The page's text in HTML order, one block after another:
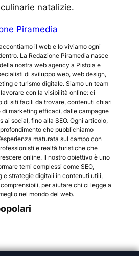
natalizie.
Piramedia
il web e lo viviamo ogni
La Redazione Piramedia nasce
nostra web agency a Pistoia e
di sviluppo web, web design,
e turismo digitale. Siamo un team
con la visibilità online: ci
di siti facili da trovare, contenuti chiari
di marketing efficaci, dalle campagne
ai social, fino alla SEO. Ogni articolo,
che pubblichiamo
maturata sul campo con
e realtà turistiche che
online. Il nostro obiettivo è uno
temi complessi come SEO,
e strategie digitali in contenuti utili,
per aiutare chi ci legge a
nel mondo del web.